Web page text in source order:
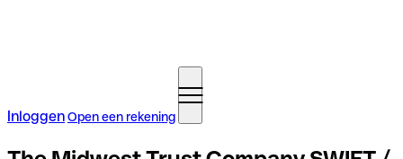
InloggenOpen een rekening